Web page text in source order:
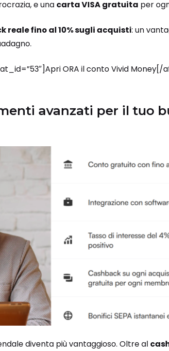
e una carta VISA gratuita per
reale fino al 10% sugli acquisti: un
ORA il conto Vivid
avanzati per il tuo
diventa più vantaggioso. Oltre al